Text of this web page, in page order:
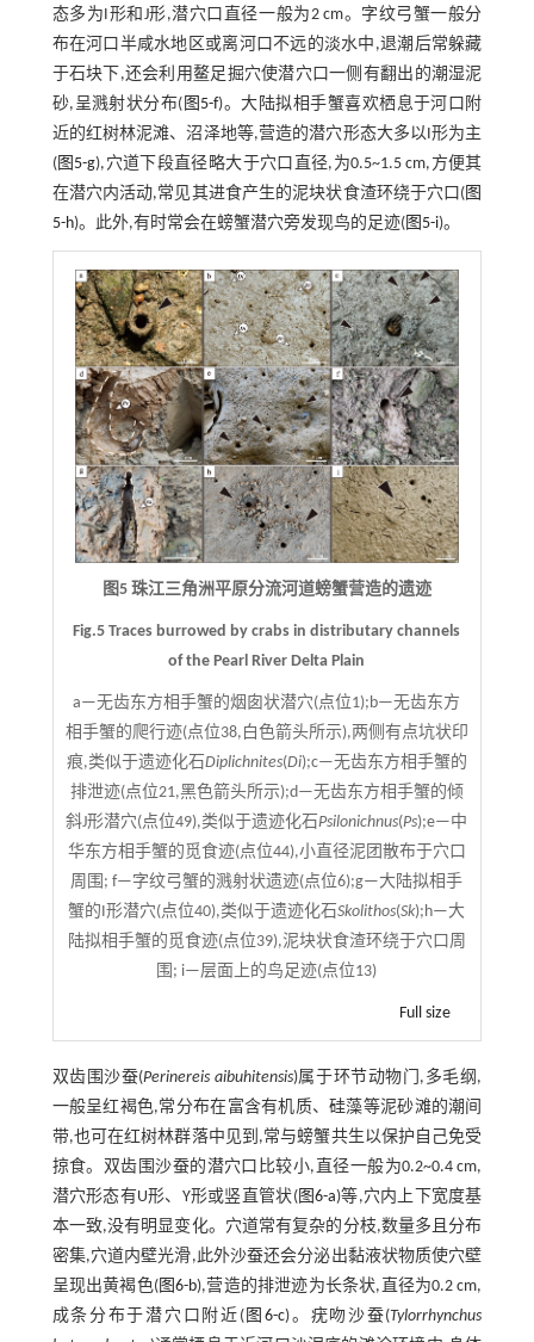
态多为I形和J形,潜穴口直径一般为2 cm。字纹弓蟹一般分
布在河口半咸水地区或离河口不远的淡水中,退潮后常躲藏
于石块下,还会利用鳌足掘穴使潜穴口一侧有翻出的潮湿泥
砂,呈溅射状分布( 图5-f)。大陆拟相手蟹喜欢栖息于河口附
近的红树林泥滩、沼泽地等,营造的潜穴形态大多以I形为主
(图5-g),穴道下段直径略大于穴口直径,为0.5~1.5 cm,方便其
在潜穴内活动,常见其进食产生的泥块状食渣环绕于穴口(图
5-h)。此外,有时常会在螃蟹潜穴旁发现鸟的足迹(图5-i)。
图5 珠江三角洲平原分流河道螃蟹营造的遗迹
Fig.5 Traces burrowed by crabs in distributary channels
of the Pearl River Delta Plain
a—无齿东方相手蟹的烟囱状潜穴(点位1);b—无齿东方
相手蟹的爬行迹(点位38,白色箭头所示),两侧有点坑状印
痕,类似于遗迹化石Diplichnites(Di);c—无齿东方相手蟹的
排泄迹(点位21,黑色箭头所示);d—无齿东方相手蟹的倾
斜J形潜穴(点位49),类似于遗迹化石Psilonichnus(Ps);e—中
华东方相手蟹的觅食迹(点位44),小直径泥团散布于穴口
周围; f—字纹弓蟹的溅射状遗迹(点位6);g—大陆拟相手
蟹的I形潜穴(点位40),类似于遗迹化石Skolithos(Sk);h—大
陆拟相手蟹的觅食迹(点位39),泥块状食渣环绕于穴口周
围; i—层面上的鸟足迹(点位13)
Full size
双齿围沙蚕(Perinereis aibuhitensis)属于环节动物门,多毛纲,
一般呈红褐色,常分布在富含有机质、硅藻等泥砂滩的潮间
带,也可在红树林群落中见到,常与螃蟹共生以保护自己免受
掠食。双齿围沙蚕的潜穴口比较小,直径一般为0.2~0.4 cm,
潜穴形态有U形、Y形或竖直管状(图6-a)等,穴内上下宽度基
本一致,没有明显变化。穴道常有复杂的分枝,数量多且分布
密集,穴道内壁光滑,此外沙蚕还会分泌出黏液状物质使穴壁
呈现出黄褐色(图6-b),营造的排泄迹为长条状,直径为0.2 cm,
成条分布于潜穴口附近(图6-c)。疣吻沙蚕(Tylorrhynchus